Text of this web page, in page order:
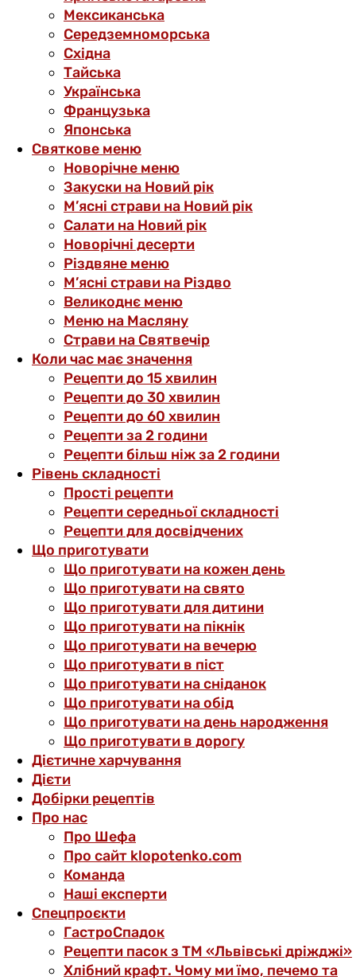
Мексиканська
Середземноморська
Східна
Тайська
Українська
Французька
Японська
Святкове меню
Новорічне меню
Закуски на Новий рік
М’ясні страви на Новий рік
Салати на Новий рік
Новорічні десерти
Різдвяне меню
М’ясні страви на Різдво
Великоднє меню
Меню на Масляну
Страви на Святвечір
Коли час має значення
Рецепти до 15 хвилин
Рецепти до 30 хвилин
Рецепти до 60 хвилин
Рецепти за 2 години
Рецепти більш ніж за 2 години
Рівень складності
Прості рецепти
Рецепти середньої складності
Рецепти для досвідчених
Що приготувати
Що приготувати на кожен день
Що приготувати на свято
Що приготувати для дитини
Що приготувати на пікнік
Що приготувати на вечерю
Що приготувати в піст
Що приготувати на сніданок
Що приготувати на обід
Що приготувати на день народження
Що приготувати в дорогу
Дієтичне харчування
Дієти
Добірки рецептів
Про нас
Про Шефа
Про сайт klopotenko.com
Команда
Наші експерти
Спецпроєкти
ГастроСпадок
Рецепти пасок з ТМ «Львівські дріжджі»
Хлібний крафт. Чому ми їмо, печемо та